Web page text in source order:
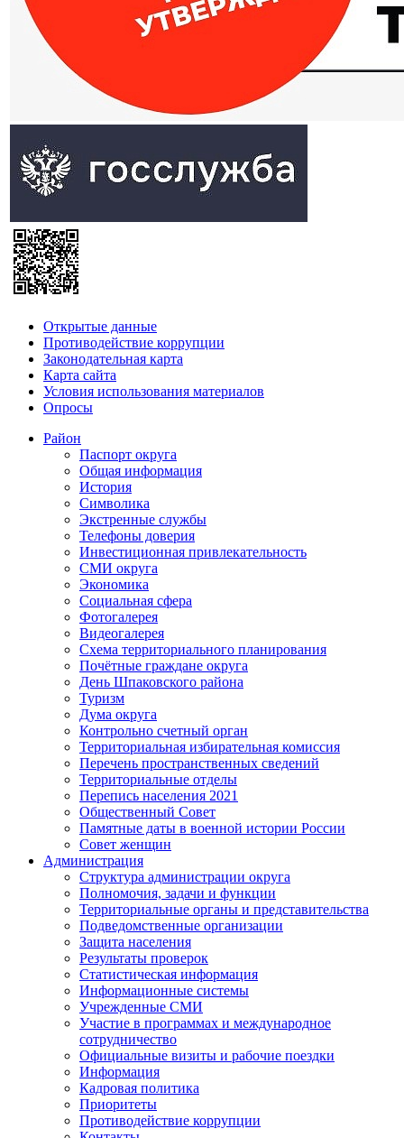
Открытые данные
Противодействие коррупции
Законодательная карта
Карта сайта
Условия использования материалов
Опросы
Район
Паспорт округа
Общая информация
История
Символика
Экстренные службы
Телефоны доверия
Инвестиционная привлекательность
СМИ округа
Экономика
Социальная сфера
Фотогалерея
Видеогалерея
Схема территориального планирования
Почётные граждане округа
День Шпаковского района
Туризм
Дума округа
Контрольно счетный орган
Территориальная избирательная комиссия
Перечень пространственных сведений
Территориальные отделы
Перепись населения 2021
Общественный Совет
Памятные даты в военной истории России
Совет женщин
Администрация
Структура администрации округа
Полномочия, задачи и функции
Территориальные органы и представительства
Подведомственные организации
Защита населения
Результаты проверок
Статистическая информация
Информационные системы
Учрежденные СМИ
Участие в программах и международное
сотрудничество
Официальные визиты и рабочие поездки
Информация
Кадровая политика
Приоритеты
Противодействие коррупции